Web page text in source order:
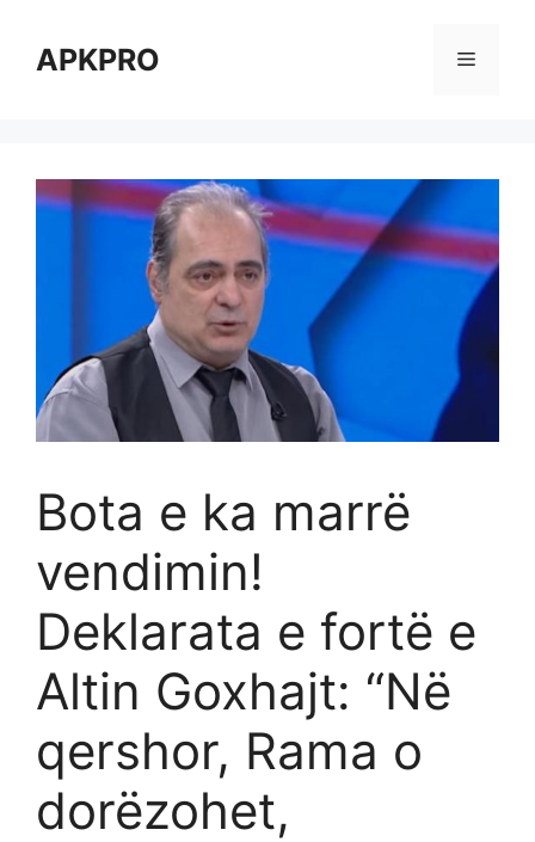
contentAPKPRO Menu
Bota e ka marrë
vendimin!
Deklarata e fortë e
Altin Goxhajt: “Në
qershor, Rama o
dorëzohet,